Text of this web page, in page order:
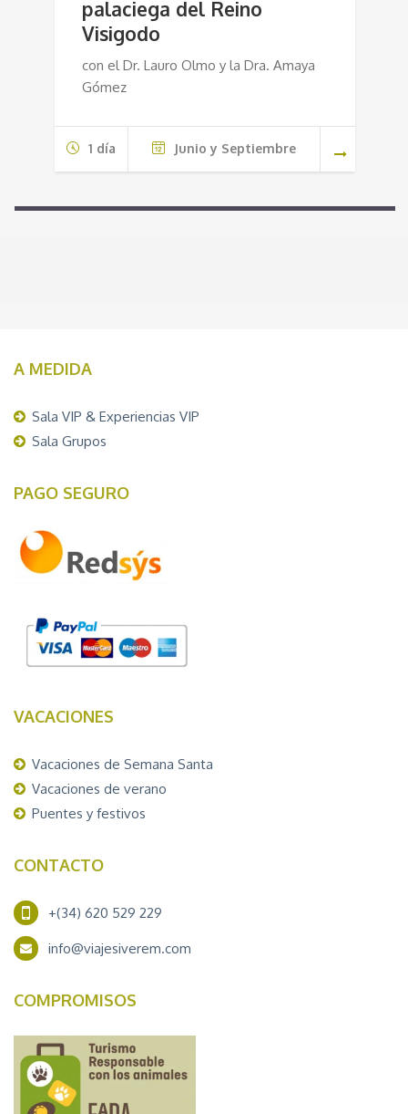
palaciega del Reino
Visigodo
con el Dr. Lauro Olmo y la Dra. Amaya
Gómez
1 día Junio y Septiembre
A MEDIDA
Sala VIP & Experiencias VIP
Sala Grupos
PAGO SEGURO
VACACIONES
Vacaciones de Semana Santa
Vacaciones de verano
Puentes y festivos
CONTACTO
+(34) 620 529 229
info@viajesiverem.com
COMPROMISOS